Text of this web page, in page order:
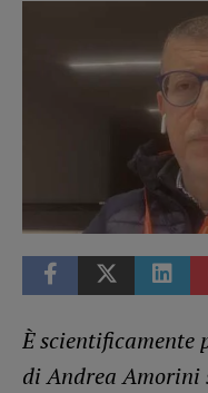
È scientificamente
di Andrea